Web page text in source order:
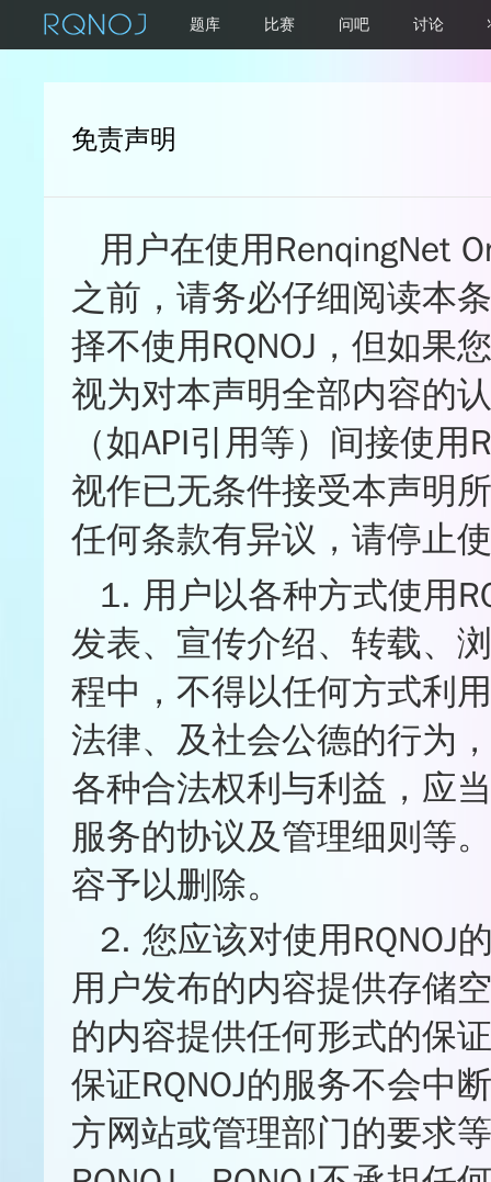
题库 比赛 问吧 讨论
免责声明
用户在使用RenqingNet
之前，请务必仔细阅读本
择不使用RQNOJ，但如果
视为对本声明全部内容的
（如API引用等）间接使
视作已无条件接受本声明
任何条款有异议，请停止
1. 用户以各种方式使用
发表、宣传介绍、转载、
程中，不得以任何方式利
法律、及社会公德的行为
各种合法权利与利益，应
服务的协议及管理细则等
容予以删除。
2. 您应该对使用RQNOJ
用户发布的内容提供存储
的内容提供任何形式的保
保证RQNOJ的服务不会中
方网站或管理部门的要求